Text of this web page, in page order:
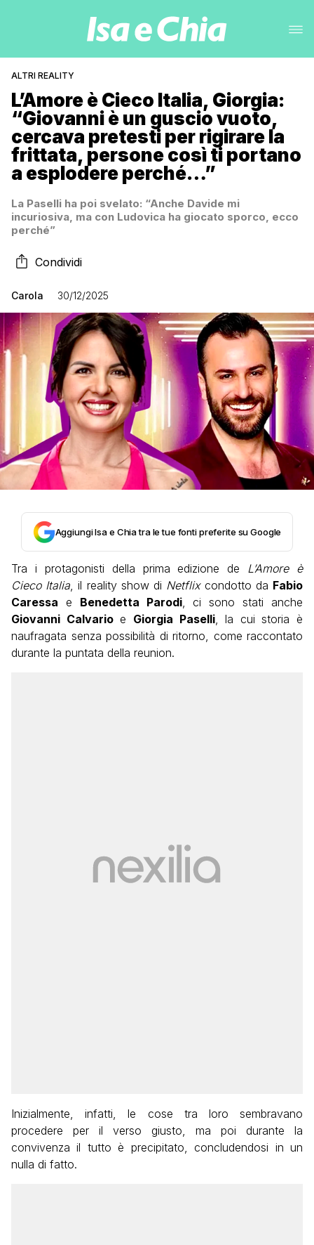
ALTRI REALITY
L’Amore è Cieco Italia, Giorgia:
“Giovanni è un guscio vuoto,
cercava pretesti per rigirare la
frittata, persone così ti portano
a esplodere perché…”
La Paselli ha poi svelato: “Anche Davide mi
incuriosiva, ma con Ludovica ha giocato sporco, ecco
perché”
Condividi
Carola 30/12/2025
Aggiungi Isa e Chia tra le tue fonti preferite su Google
Tra i protagonisti della prima edizione de L’Amore è
Cieco Italia, il reality show di Netflixcondotto da Fabio
Caressa e Benedetta Parodi, ci sono stati anche
Giovanni Calvarioe Giorgia Paselli, la cui storia è
naufragata senza possibilità di ritorno, come raccontato
durante la puntata della reunion.
Inizialmente, infatti, le cose tra loro sembravano
procedere per il verso giusto, ma poi durante la
convivenza il tutto è precipitato, concludendosi in un
nulla di fatto.